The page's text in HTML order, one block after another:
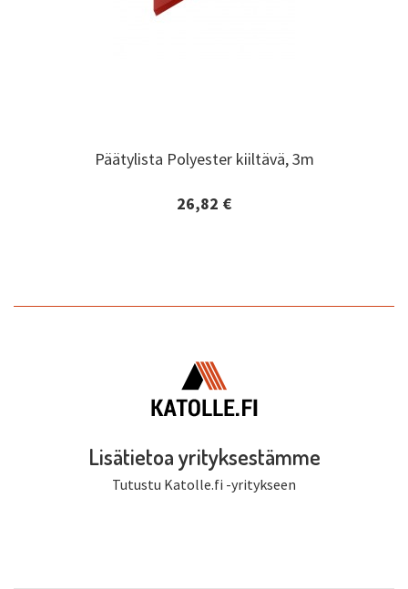
Päätylista Polyester kiiltävä, 3m
26,82 €
Päätylista Polyester kiiltävä, 3m
Lisätiedot ja tilaaminen
Lisätietoa yrityksestämme
Tutustu Katolle.fi -yritykseen